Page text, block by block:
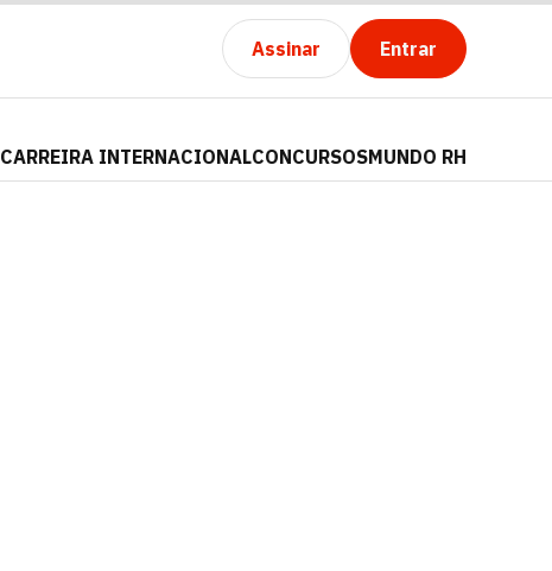
Assinar Entrar
CARREIRA INTERNACIONALCONCURSOSMUNDO RH